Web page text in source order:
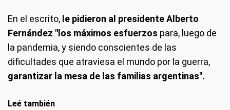
En el escrito, le pidieron al presidente Alberto
Fernández "los máximos esfuerzos para, luego de
la pandemia, y siendo conscientes de las
dificultades que atraviesa el mundo por la guerra,
garantizar la mesa de las familias argentinas".
Leé también